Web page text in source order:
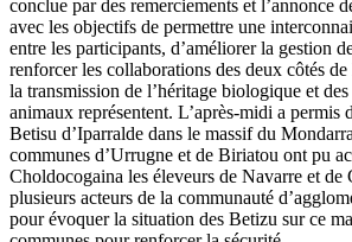
conclue par des remerciements et l’annonce
avec les objectifs de permettre une
entre les participants, d’améliorer la gestion
renforcer les collaborations des deux côtés
la transmission de l’héritage biologique et
animaux représentent. L’après-midi a permis
Betisu d’Iparralde dans le massif du
communes d’Urrugne et de Biriatou ont pu
Choldocogaina les éleveurs de Navarre et de
plusieurs acteurs de la communauté
pour évoquer la situation des Betizu sur ce